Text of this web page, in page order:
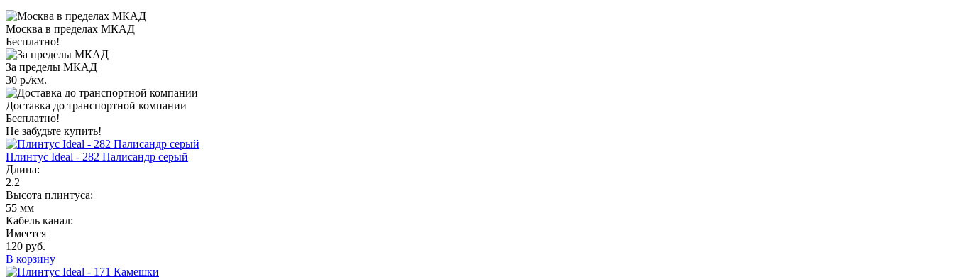
Москва в пределах МКАД
Бесплатно!
За пределы МКАД
30 р./км.
Доставка до транспортной компании
Бесплатно!
Не забудьте купить!
Плинтус Ideal - 282 Палисандр серый
Длина:
2.2
Высота плинтуса:
55 мм
Кабель канал:
Имеется
120 руб.
В корзину